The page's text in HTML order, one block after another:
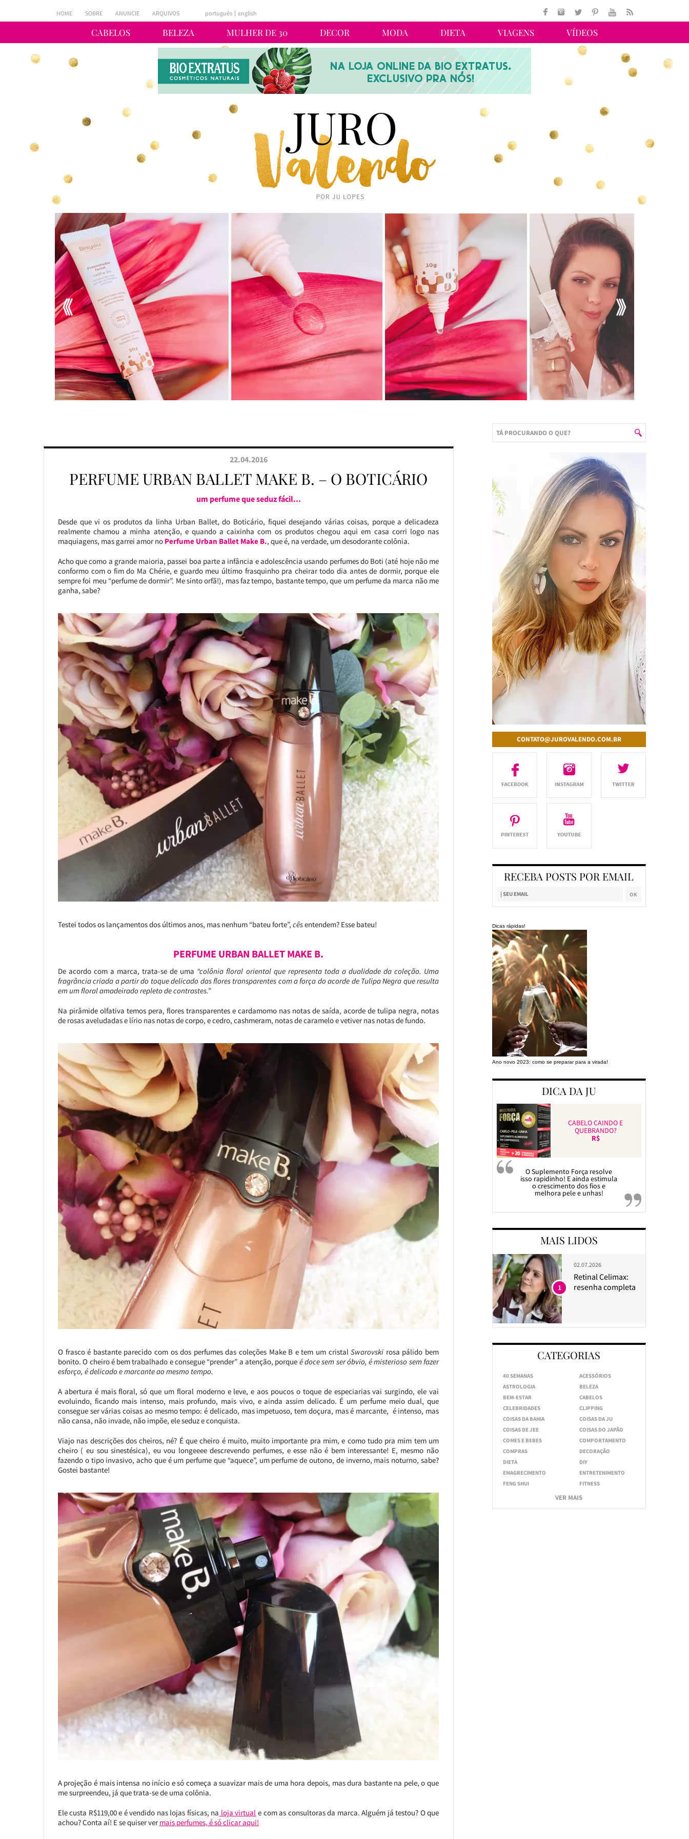
CABELOS BELEZA MULHER DE 30 DECOR MODA DIETA VIAGENS VÍDEOS
HOME SOBRE ANUNCIE ARQUIVOS português english
22.04.2016
PERFUME URBAN BALLET MAKE B. – O BOTICÁRIO
um perfume que seduz fácil...
Desde que vi os produtos da linha Urban Ballet, do Boticário, fiquei desejando várias coisas, porque a delicadeza
realmente chamou a minha atenção, e quando a caixinha com os produtos chegou aqui em casa corri logo nas
maquiagens, mas garrei amor no Perfume Urban Ballet Make B., que é, na verdade, um desodorante colônia.
Acho que como a grande maioria, passei boa parte a infância e adolescência usando perfumes do Boti (até hoje não me
conformo com o fim do Ma Chérie, e guardo meu último frasquinho pra cheirar todo dia antes de dormir, porque ele
sempre foi meu “perfume de dormir”. Me sinto orfã!), mas faz tempo, bastante tempo, que um perfume da marca não me
ganha, sabe?
Testei todos os lançamentos dos últimos anos, mas nenhum “bateu forte”, cêsentendem? Esse bateu!
PERFUME URBAN BALLET MAKE B.
De acordo com a marca, trata-se de uma “colônia floral oriental que representa toda a dualidade da coleção. Uma
fragrância criada a partir do toque delicado das flores transparentes com a força do acorde de Tulipa Negra que resulta
em um floral amadeirado repleto de contrastes.”
Na pirâmide olfativa temos pera, flores transparentes e cardamomo nas notas de saída, acorde de tulipa negra, notas
de rosas aveludadas e lírio nas notas de corpo, e cedro, cashmeram, notas de caramelo e vetiver nas notas de fundo.
O frasco é bastante parecido com os dos perfumes das coleções Make B e tem um cristalSwarovski rosa pálido bem
bonito. O cheiro é bem trabalhado e consegue “prender” a atenção, porque é doce sem ser óbvio, é misterioso sem fazer
esforço, é delicado e marcante ao mesmo tempo.
A abertura é mais floral, só que um floral moderno e leve, e aos poucos o toque de especiarias vai surgindo, ele vai
evoluindo, ficando mais intenso, mais profundo, mais vivo, e ainda assim delicado. É um perfume meio dual, que
consegue ser várias coisas ao mesmo tempo: é delicado, mas impetuoso, tem doçura, mas é marcante, é intenso, mas
não cansa, não invade, não impõe, ele seduz e conquista.
Viajo nas descrições dos cheiros, né? É que cheiro é muito, muito importante pra mim, e como tudo pra mim tem um
cheiro ( eu sou sinestésica), eu vou longeeee descrevendo perfumes, e esse não é bem interessante! E, mesmo não
fazendo o tipo invasivo, acho que é um perfume que “aquece”, um perfume de outono, de inverno, mais noturno, sabe?
Gostei bastante!
A projeção é mais intensa no início e só começa a suavizar mais de uma hora depois, mas dura bastante na pele, o que
me surpreendeu, já que trata-se de uma colônia.
Ele custa R$119,00 e é vendido nas lojas físicas, na loja virtual e com as consultoras da marca. Alguém já testou? O que
achou? Conta aí! E se quiser ver mais perfumes, é só clicar aqui!
CONTATO@JUROVALENDO.COM.BR
RECEBA POSTS POR EMAIL
Dicas rápidas!
Ano novo 2023: como se preparar para a virada!
DICA DA JU
CABELO CAINDO E
QUEBRANDO?
R$
O Suplemento Força resolve
isso rapidinho! E ainda estimula
o crescimento dos fios e
melhora pele e unhas!
MAIS LIDOS
02.07.2026
Retinal Celimax:
resenha completa
1
CATEGORIAS
40 SEMANAS
ACESSÓRIOS
ASTROLOGIA
BELEZA
BEM-ESTAR
CABELOS
CELEBRIDADES
CLIPPING
COISAS DA BAHIA
COISAS DA JU
COISAS DE JEE
COISAS DO JAPÃO
COMES E BEBES
COMPORTAMENTO
COMPRAS
DECORAÇÃO
DIETA
DIY
EMAGRECIMENTO
ENTRETENIMENTO
FENG SHUI
FITNESS
VER MAIS